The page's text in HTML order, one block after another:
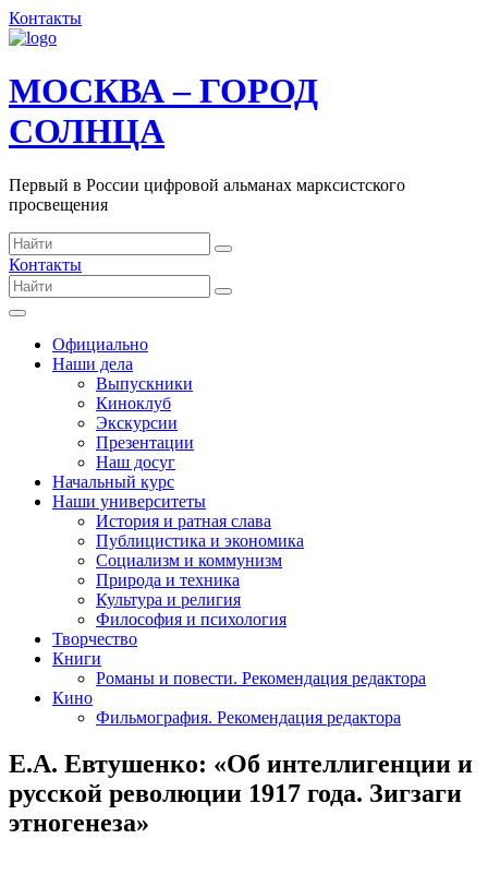
Контакты
МОСКВА – ГОРОД
СОЛНЦА
Первый в России цифровой альманах марксистского
просвещения
Контакты
Официально
Наши дела
Выпускники
Киноклуб
Экскурсии
Презентации
Наш досуг
Начальный курс
Наши университеты
История и ратная слава
Публицистика и экономика
Социализм и коммунизм
Природа и техника
Культура и религия
Философия и психология
Творчество
Книги
Романы и повести. Рекомендация редактора
Кино
Фильмография. Рекомендация редактора
Е.А. Евтушенко: «Об интеллигенции и
русской революции 1917 года. Зигзаги
этногенеза»